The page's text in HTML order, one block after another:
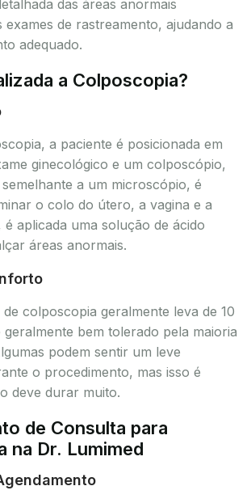
das áreas anormais
exames de rastreamento, ajudando a
adequado.
a Colposcopia?
a paciente é posicionada em
ginecológico e um colposcópio,
a um microscópio, é
o colo do útero, a vagina e a
aplicada uma solução de ácido
áreas anormais.
colposcopia geralmente leva de 10
geralmente bem tolerado pela maioria
podem sentir um leve
o procedimento, mas isso é
deve durar muito.
de Consulta para
na Dr. Lumimed